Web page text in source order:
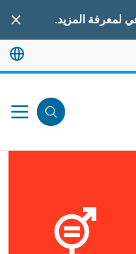
لمعرفة المزيد.